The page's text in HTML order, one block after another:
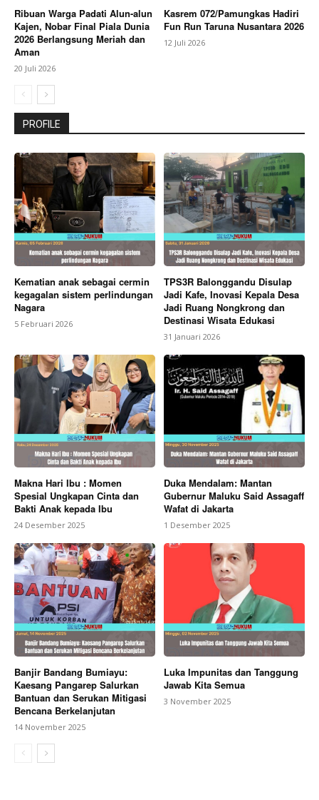
Ribuan Warga Padati Alun-alun
Kajen, Nobar Final Piala Dunia
2026 Berlangsung Meriah dan
Aman
20 Juli 2026
Kasrem 072/Pamungkas Hadiri
Fun Run Taruna Nusantara 2026
12 Juli 2026
PROFILE
Kematian anak sebagai cermin
kegagalan sistem perlindungan
Nagara
5 Februari 2026
TPS3R Balonggandu Disulap
Jadi Kafe, Inovasi Kepala Desa
Jadi Ruang Nongkrong dan
Destinasi Wisata Edukasi
31 Januari 2026
Makna Hari Ibu : Momen
Spesial Ungkapan Cinta dan
Bakti Anak kepada Ibu
24 Desember 2025
Duka Mendalam: Mantan
Gubernur Maluku Said Assagaff
Wafat di Jakarta
1 Desember 2025
Banjir Bandang Bumiayu:
Kaesang Pangarep Salurkan
Bantuan dan Serukan Mitigasi
Bencana Berkelanjutan
14 November 2025
Luka Impunitas dan Tanggung
Jawab Kita Semua
3 November 2025